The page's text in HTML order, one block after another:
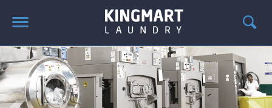
TRANG CHỦ
GIỚI THIỆU